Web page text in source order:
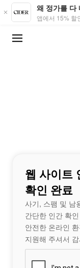
Skip to main content
왜 정가를 다
앱에서 15%
웹 사이트
확인 완료
사기, 스팸 및 남
간단한 인간 확
안전한 온라인
지원해 주셔서